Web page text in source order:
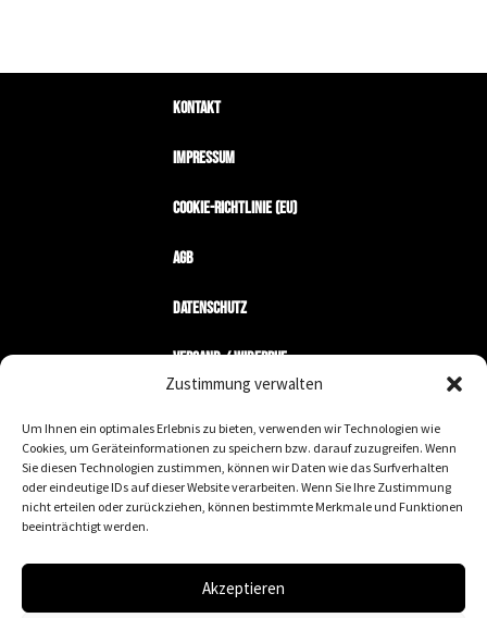
Zustimmung verwalten
Um Ihnen ein optimales Erlebnis zu bieten, verwenden wir Technologien wie
Cookies, um Geräteinformationen zu speichern bzw. darauf zuzugreifen. Wenn
Sie diesen Technologien zustimmen, können wir Daten wie das Surfverhalten
oder eindeutige IDs auf dieser Website verarbeiten. Wenn Sie Ihre Zustimmung
nicht erteilen oder zurückziehen, können bestimmte Merkmale und Funktionen
beeinträchtigt werden.
Akzeptieren
Kontakt
Impressum
Cookie-Richtlinie (EU)
AGB
Datenschutz
Versand / Widerruf
Mein Konto
Wir machen keine Geschäfte mit Nazis.
an die wirklich wichtigen werte zu erinnern. diese
marke steht für toleranz, zivilcourage,